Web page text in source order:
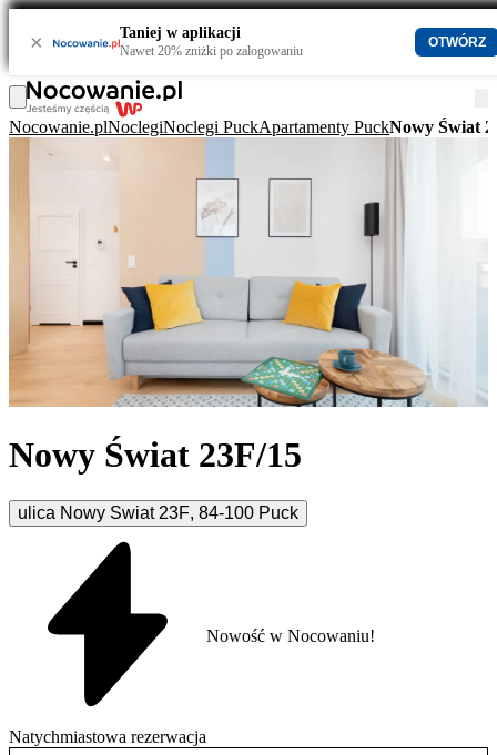
× Taniej w aplikacji
Nawet 20% zniżki po zalogowaniu
OTWÓRZ
Nocowanie.plNoclegiNoclegi PuckApartamenty PuckNowy Świat
Nowy Świat 23F/15
ulica Nowy Swiat 23F, 84-100 Puck
Natychmiastowa rezerwacja
Nowość w Nocowaniu!